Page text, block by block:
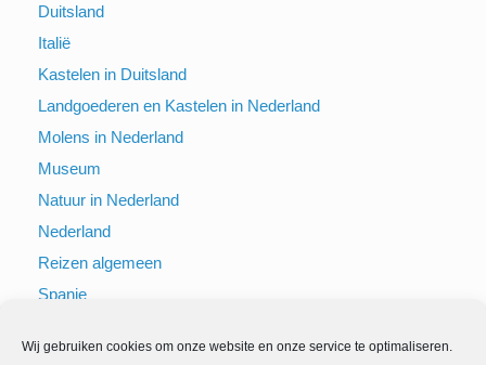
Wij gebruiken cookies om onze website en onze service te optimaliseren.
Duitsland
Italië
Kastelen in Duitsland
Landgoederen en Kastelen in Nederland
Molens in Nederland
Museum
Natuur in Nederland
Nederland
Reizen algemeen
Spanje
Steden Nederland